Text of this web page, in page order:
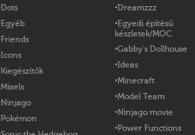
Dots
Egyéb
Friends
Icons
Kiegészítők
Mixels
Ninjago
Pokémon
Dreamzzz
Egyedi építésű
készletek/MOC
Gabby's Dollhouse
Ideas
Minecraft
Model Team
Ninjago movie
Power Functions